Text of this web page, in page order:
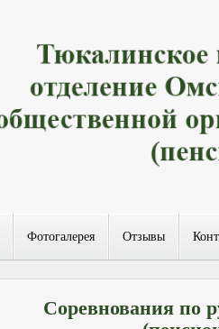
Фотогалерея Отзывы
Соревнования по